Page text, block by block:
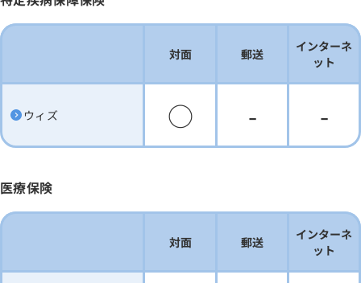
対面 郵送
インターネ
ット
ウィズ ○ - -
医療保険
対面 郵送
インターネ
ット